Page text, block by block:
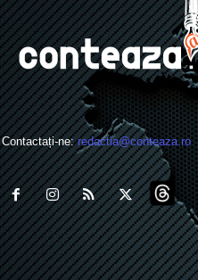
Contactați-ne:redactia@conteaza.ro